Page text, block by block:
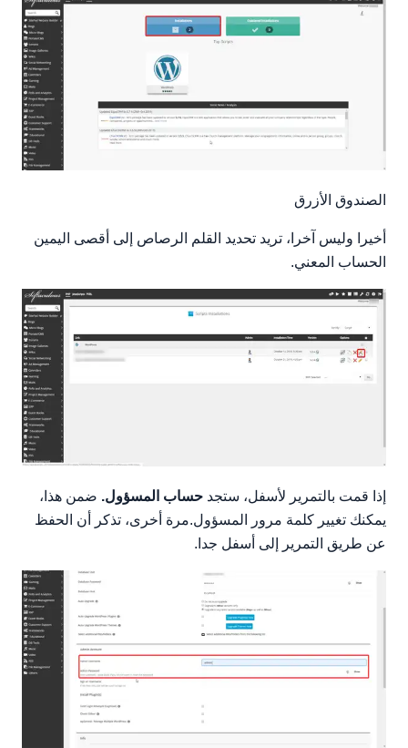
الصندوق الأزرق
أخيرا وليس آخرا، تريد تحديد القلم الرصاص إلى أقصى اليمين
الحساب المعني.
إذا قمت بالتمرير لأسفل، ستجد حساب المسؤول. ضمن هذا،
يمكنك تغيير كلمة مرور المسؤول.مرة أخرى، تذكر أن الحفظ
عن طريق التمرير إلى أسفل جدا.